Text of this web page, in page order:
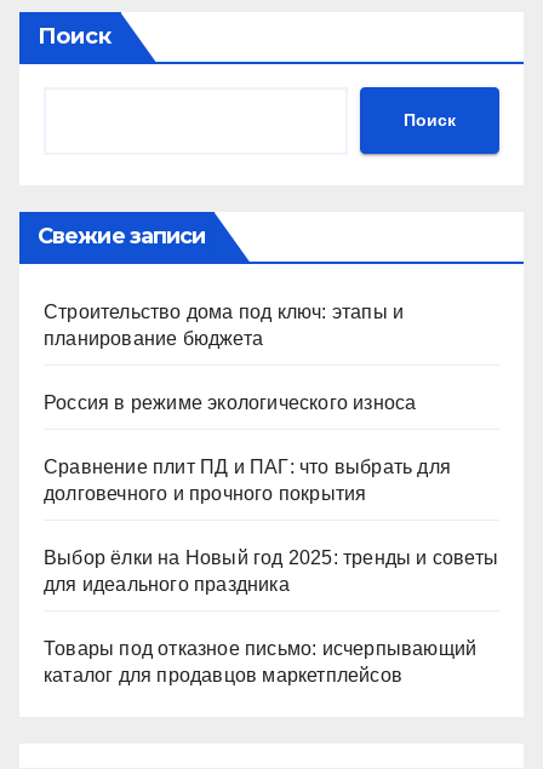
Поиск
Поиск
Свежие записи
Строительство дома под ключ: этапы и
планирование бюджета
Россия в режиме экологического износа
Сравнение плит ПД и ПАГ: что выбрать для
долговечного и прочного покрытия
Выбор ёлки на Новый год 2025: тренды и советы
для идеального праздника
Товары под отказное письмо: исчерпывающий
каталог для продавцов маркетплейсов